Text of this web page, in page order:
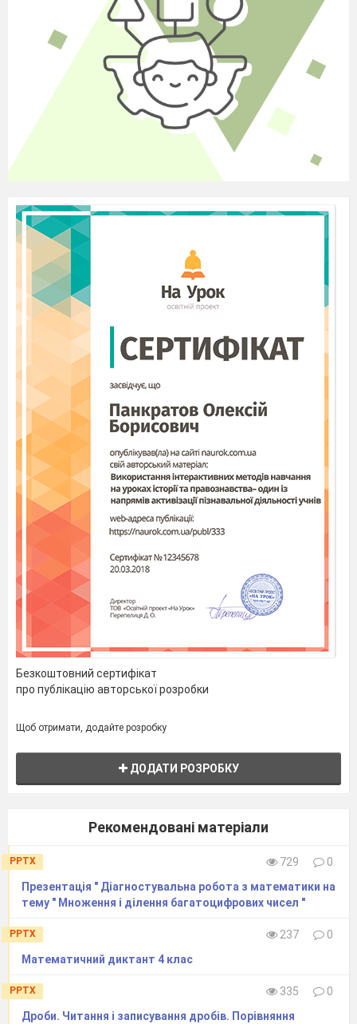
Безкоштовний сертифікат
про публікацію авторської розробки
Щоб отримати, додайте розробку
ДОДАТИ РОЗРОБКУ
Рекомендовані матеріали
PPTX 729
0
Презентація " Діагностувальна робота з математики на
тему " Множення і ділення багатоцифрових чисел "
PPTX 237
0
Математичний диктант 4 клас
PPTX 335
0
Дроби. Читання і записування дробів. Порівняння